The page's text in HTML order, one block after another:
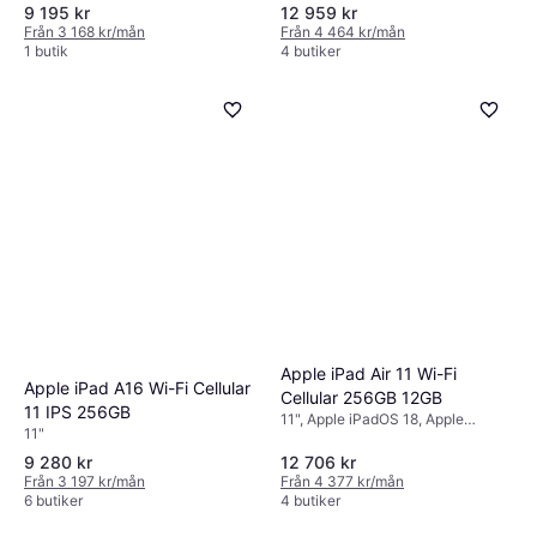
9 195 kr
Från 3 168 kr/mån
1 butik
12 959 kr
Från 4 464 kr/mån
4 butiker
Apple iPad A16 Wi-Fi Cellular
11 IPS 256GB
11"
9 280 kr
Från 3 197 kr/mån
6 butiker
Apple iPad Air 11 Wi-Fi
Cellular 256GB 12GB
11", Apple iPadOS 18, Apple
12 706 kr
Från 4 377 kr/mån
4 butiker